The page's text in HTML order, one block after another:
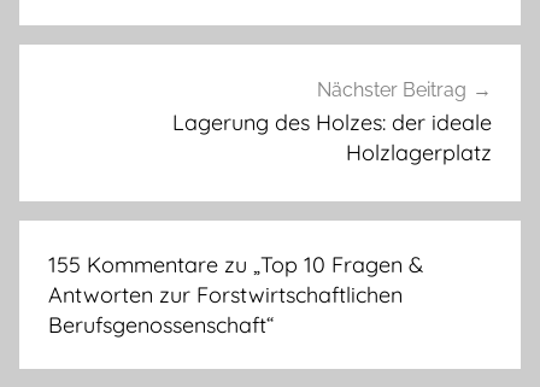
Nächster Beitrag
Lagerung des Holzes: der ideale
Holzlagerplatz
155 Kommentare zu „Top 10 Fragen &
Antworten zur Forstwirtschaftlichen
Berufsgenossenschaft“